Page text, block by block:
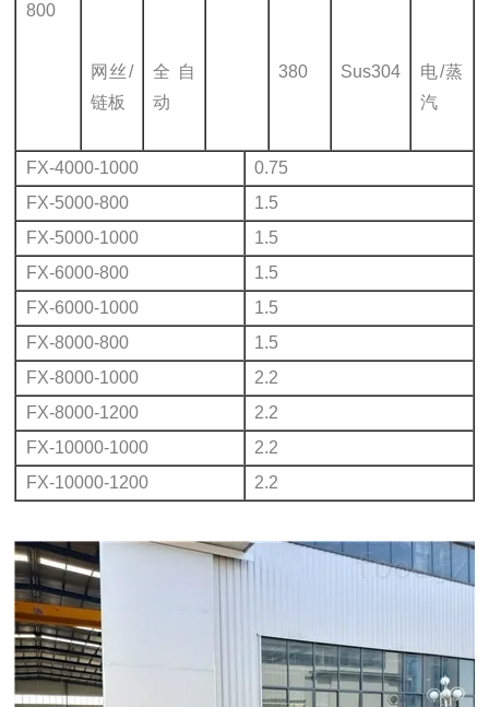
800
网丝/
链板
全自
动
380 Sus304
电/蒸
汽
FX-4000-1000
0.75
FX-5000-800
1.5
FX-5000-1000
1.5
FX-6000-800
1.5
FX-6000-1000
1.5
FX-8000-800
1.5
FX-8000-1000
2.2
FX-8000-1200
2.2
FX-10000-1000
2.2
FX-10000-1200
2.2